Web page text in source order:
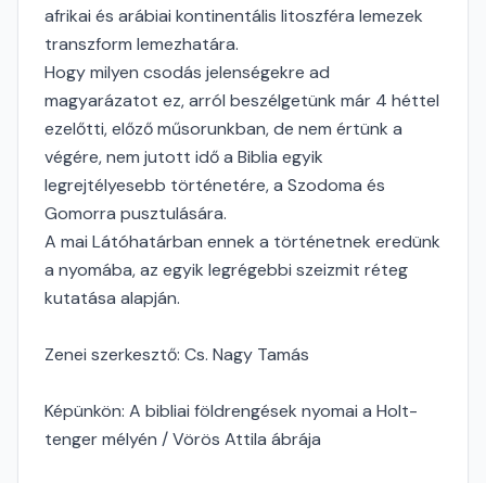
afrikai és arábiai kontinentális litoszféra lemezek
transzform lemezhatára.
Hogy milyen csodás jelenségekre ad
magyarázatot ez, arról beszélgetünk már 4 héttel
ezelőtti, előző műsorunkban, de nem értünk a
végére, nem jutott idő a Biblia egyik
legrejtélyesebb történetére, a Szodoma és
Gomorra pusztulására.
A mai Látóhatárban ennek a történetnek eredünk
a nyomába, az egyik legrégebbi szeizmit réteg
kutatása alapján.
Zenei szerkesztő: Cs. Nagy Tamás
Képünkön: A bibliai földrengések nyomai a Holt-
tenger mélyén / Vörös Attila ábrája